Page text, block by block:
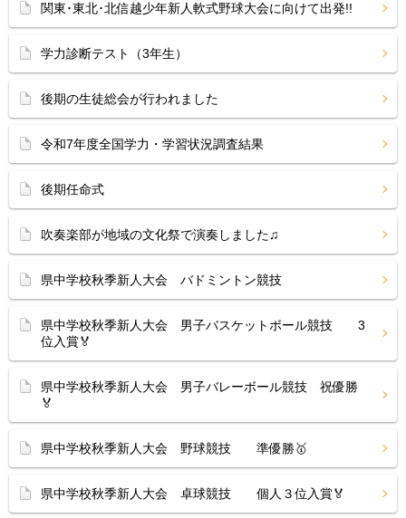
関東･東北･北信越少年新人軟式野球大会に向けて出発!!
学力診断テスト（3年生）
後期の生徒総会が行われました
令和7年度全国学力・学習状況調査結果
後期任命式
吹奏楽部が地域の文化祭で演奏しました♫
県中学校秋季新人大会 バドミントン競技
県中学校秋季新人大会 男子バスケットボール競技 3
位入賞🏅
県中学校秋季新人大会 男子バレーボール競技 祝優勝
🏅
県中学校秋季新人大会 野球競技 準優勝🥇
県中学校秋季新人大会 卓球競技 個人３位入賞🏅